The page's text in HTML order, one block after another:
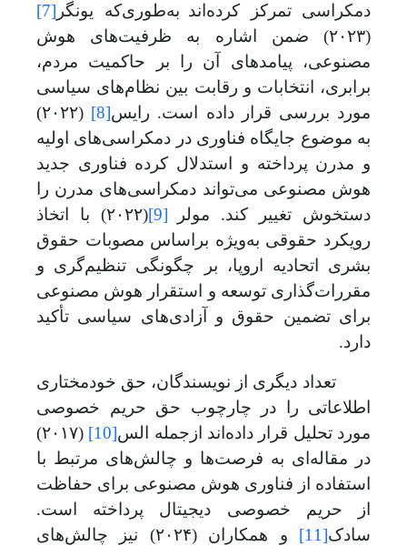
دمکراسی تمرکز کرده اند به‌طوری‌که یونگر [7]
(۲۰۲۳) ضمن اشاره به ظرفیتهای هوش
مصنوعی، پیامدهای آن را بر حاکمیت مردم،
برابری، انتخابات و رقابت بین نظامهای سیاسی
مورد بررسی قرار داده است. رایس[8]
(۲۰۲۲)
به موضوع جایگاه فناوری در دمکراسیهای اولیه
و مدرن پرداخته و استدلال کرده فناوری جدید
هوش مصنوعی میتواند دمکراسیهای مدرن را
دستخوش تغییر کند. مولر
[9]
(۲۰۲۲)
با اتخاذ
رویکرد حقوقی به‌ویژه براساس مصوبات حقوق
بشری اتحادیه اروپا، بر چگونگی تنظیمگری و
مقرراتگذاری توسعه و استقرار هوش مصنوعی
برای تضمین حقوق و آزادیهای سیاسی تأکید
دارد.
تعداد دیگری از نویسندگان، حق خودمختاری
اطلاعاتی را در چارچوب حق حریم خصوصی
مورد تحلیل قرار داده اند ازجمله الس[10]
(۲۰۱۷)
در مقاله‌ای به فرصت‌ها و چالش‌های مرتبط با
استفاده از فناوری هوش مصنوعی برای حفاظت
از حریم خصوصی دیجیتال پرداخته است.
سادک[11] و همکاران (۲۰۲۴)
نیز چالش‌های